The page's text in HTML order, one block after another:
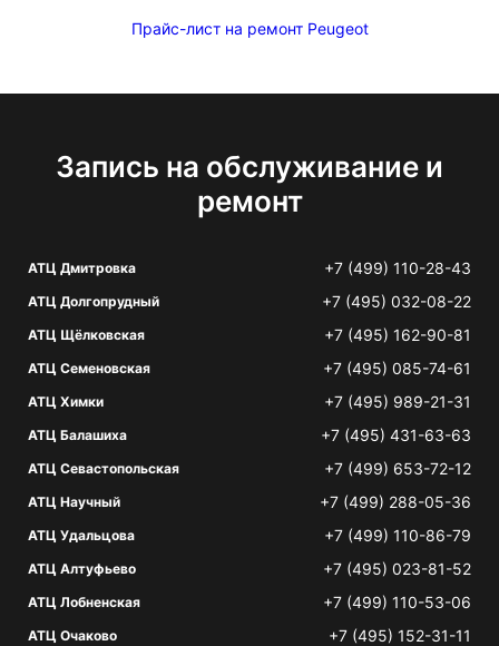
Прайс-лист на ремонт Peugeot
Запись на обслуживание и
ремонт
АТЦ Дмитровка +7 (499) 110-28-43
АТЦ Долгопрудный +7 (495) 032-08-22
АТЦ Щёлковская +7 (495) 162-90-81
АТЦ Семеновская +7 (495) 085-74-61
АТЦ Химки +7 (495) 989-21-31
АТЦ Балашиха +7 (495) 431-63-63
АТЦ Севастопольская +7 (499) 653-72-12
АТЦ Научный +7 (499) 288-05-36
АТЦ Удальцова +7 (499) 110-86-79
АТЦ Алтуфьево +7 (495) 023-81-52
АТЦ Лобненская +7 (499) 110-53-06
АТЦ Очаково +7 (495) 152-31-11